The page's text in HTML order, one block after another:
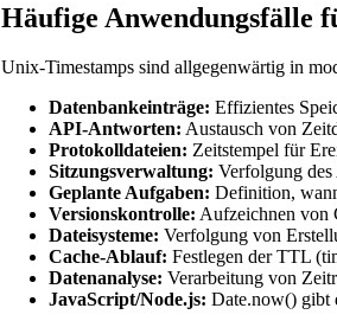
Häufige Anwendungsfälle
Unix-Timestamps sind allgegenwärtig in
Datenbankeinträge: Effizientes
API-Antworten: Austausch von
Protokolldateien: Zeitstempel für
Sitzungsverwaltung: Verfolgung
Geplante Aufgaben: Definition,
Versionskontrolle: Aufzeichnen von
Dateisysteme: Verfolgung von
Cache-Ablauf: Festlegen der TTL
Datenanalyse: Verarbeitung von
JavaScript/Node.js: Date.now() gibt